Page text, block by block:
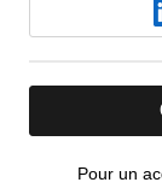
Pour un